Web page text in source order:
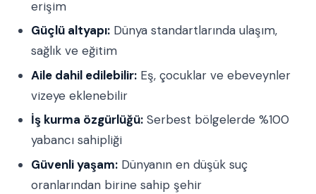
erişim
Güçlü altyapı: Dünya standartlarında ulaşım,
sağlık ve eğitim
Aile dahil edilebilir: Eş, çocuklar ve ebeveynler
vizeye eklenebilir
İş kurma özgürlüğü: Serbest bölgelerde %100
yabancı sahipliği
Güvenli yaşam: Dünyanın en düşük suç
oranlarından birine sahip şehir